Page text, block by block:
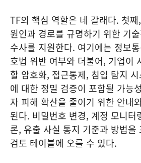
TF의 핵심 역할은 네 갈래다. 첫
원인과 경로를 규명하기 위한 기
수사를 지원한다. 여기에는 정보
호법 위반 여부와 더불어, 기업이
할 암호화, 접근통제, 침입 탐지
에 대한 정밀 검증이 포함될 가능
자 피해 확산을 줄이기 위한 안내
된다. 비밀번호 변경, 계정 모니터
론, 유출 사실 통지 기준과 방법을
검토 테이블에 오를 수 있다.